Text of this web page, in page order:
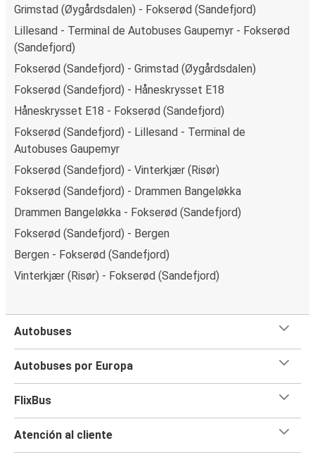
Grimstad (Øygårdsdalen) - Fokserød (Sandefjord)
Lillesand - Terminal de Autobuses Gaupemyr - Fokserød
(Sandefjord)
Fokserød (Sandefjord) - Grimstad (Øygårdsdalen)
Fokserød (Sandefjord) - Håneskrysset E18
Håneskrysset E18 - Fokserød (Sandefjord)
Fokserød (Sandefjord) - Lillesand - Terminal de
Autobuses Gaupemyr
Fokserød (Sandefjord) - Vinterkjær (Risør)
Fokserød (Sandefjord) - Drammen Bangeløkka
Drammen Bangeløkka - Fokserød (Sandefjord)
Fokserød (Sandefjord) - Bergen
Bergen - Fokserød (Sandefjord)
Vinterkjær (Risør) - Fokserød (Sandefjord)
Autobuses
Autobuses por Europa
FlixBus
Atención al cliente